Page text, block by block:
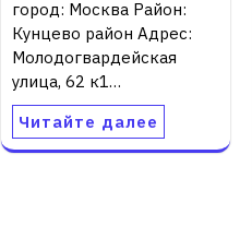
город: Москва Район:
Кунцево район Адрес:
Молодогвардейская
улица, 62 к1…
Читайте далее